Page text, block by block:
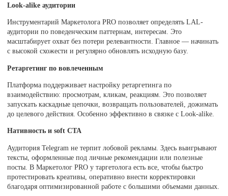
Look-alike аудитории
Инструментарий Маркетолога PRO позволяет определять LAL-
аудитории по поведенческим паттернам, интересам. Это
масштабирует охват без потери релевантности. Главное — начинать
с высокой схожести и регулярно обновлять исходную базу.
Ретаргетинг по вовлеченным
Платформа поддерживает настройку ретаргетинга по
взаимодействию: просмотрам, кликам, реакциям. Это позволяет
запускать каскадные цепочки, возвращать пользователей, дожимать
до целевого действия. Особенно эффективно в связке с Look-alike.
Нативность и soft CTA
Аудитория Telegram не терпит лобовой рекламы. Здесь выигрывают
тексты, оформленные под личные рекомендации или полезные
посты. В Маркетолог PRO у таргетолога есть все, чтобы быстро
протестировать креативы, оперативно внести корректировки
благодаря оптимизированной работе с большими объемами данных.